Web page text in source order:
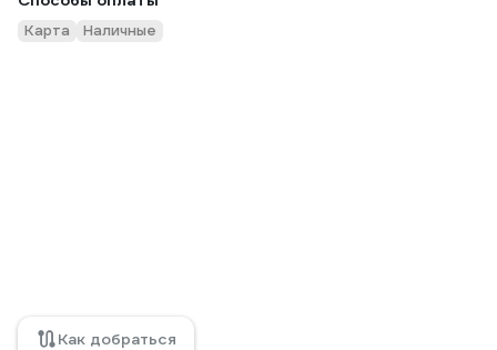
Карта Наличные
Как добраться